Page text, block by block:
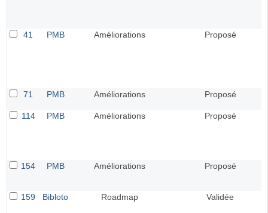
41 PMB Améliorations Proposé
71 PMB Améliorations Proposé
114 PMB Améliorations Proposé
154 PMB Améliorations Proposé
159 Bibloto Roadmap Validée